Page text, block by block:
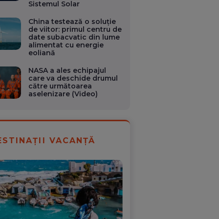
Sistemul Solar
China testează o soluție
de viitor: primul centru de
date subacvatic din lume
alimentat cu energie
eoliană
NASA a ales echipajul
care va deschide drumul
către următoarea
aselenizare (Video)
VACANȚĂ